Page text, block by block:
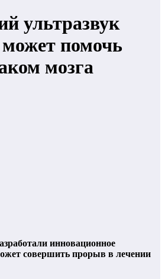
ультразвук
помочь
мозга
инновационное
совершить прорыв в лечении